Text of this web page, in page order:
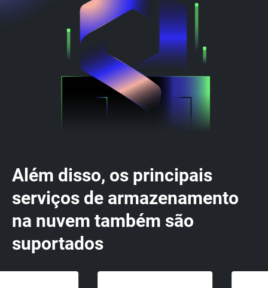
Além disso, os principais
serviços de armazenamento
na nuvem também são
suportados